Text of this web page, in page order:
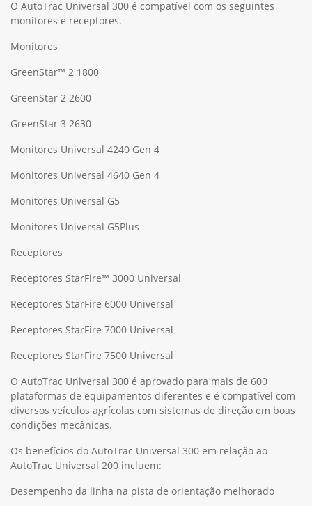
O AutoTrac Universal 300 é compatível com os seguintes
monitores e receptores.
Monitores
GreenStar™ 2 1800
GreenStar 2 2600
GreenStar 3 2630
Monitores Universal 4240 Gen 4
Monitores Universal 4640 Gen 4
Monitores Universal G5
Monitores Universal G5Plus
Receptores
Receptores StarFire™ 3000 Universal
Receptores StarFire 6000 Universal
Receptores StarFire 7000 Universal
Receptores StarFire 7500 Universal
O AutoTrac Universal 300 é aprovado para mais de 600
plataformas de equipamentos diferentes e é compatível com
diversos veículos agrícolas com sistemas de direção em boas
condições mecânicas.
Os benefícios do AutoTrac Universal 300 em relação ao
AutoTrac Universal 200 incluem:
Desempenho da linha na pista de orientação melhorado